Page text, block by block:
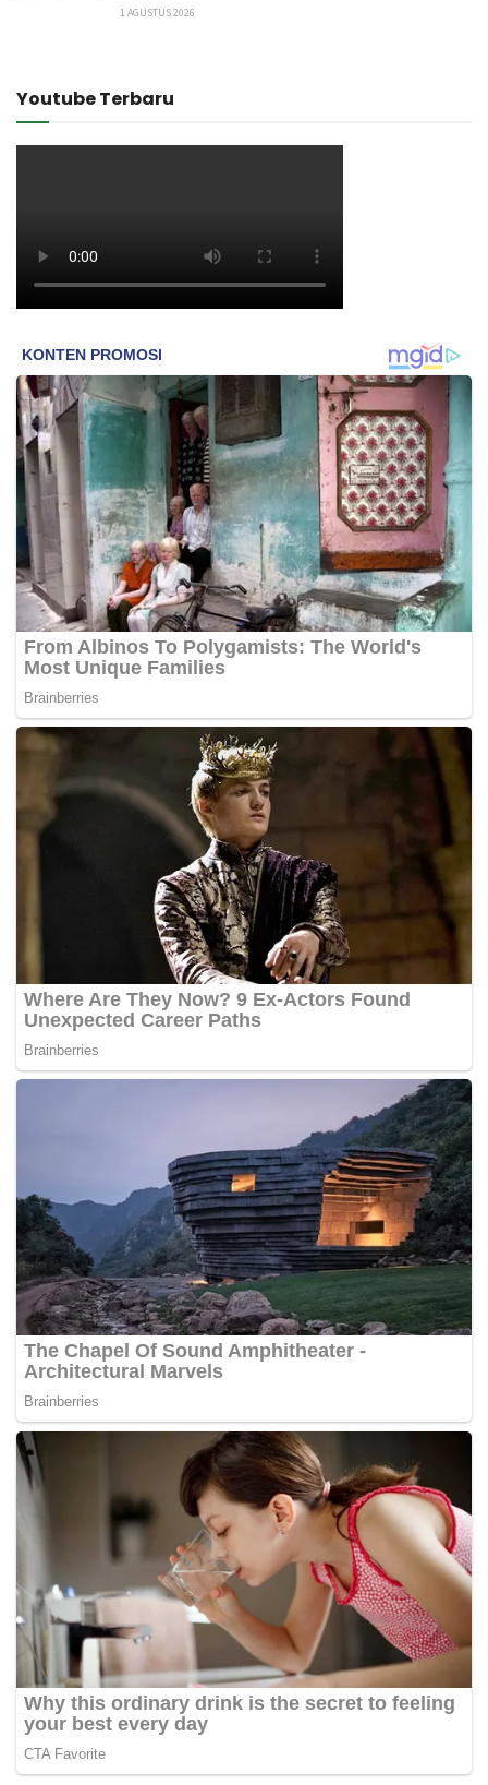
1 AGUSTUS 2026
Youtube Terbaru